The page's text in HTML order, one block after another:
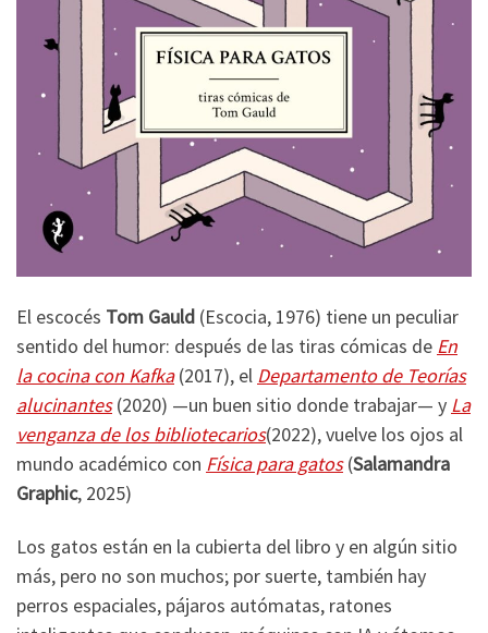
El escocés Tom Gauld (Escocia, 1976) tiene un peculiar
sentido del humor: después de las tiras cómicas de En
la cocina con Kafka(2017), el Departamento de Teorías
alucinantes(2020) —un buen sitio donde trabajar— y La
venganza de los bibliotecarios(2022), vuelve los ojos al
mundo académico con Física para gatos(Salamandra
Graphic, 2025)
Los gatos están en la cubierta del libro y en algún sitio
más, pero no son muchos; por suerte, también hay
perros espaciales, pájaros autómatas, ratones